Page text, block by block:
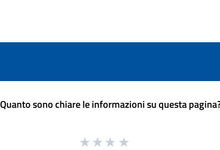
Quanto sono chiare le informazioni su questa